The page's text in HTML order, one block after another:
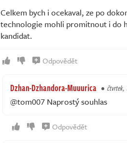
Celkem bych i ocekaval, ze po
technologie mohli promitnout i do
kandidat.
Odpovědět
Dzhan-Dzhandora-Muuurica čtvrtek,
@tom007 Naprostý souhlas
Odpovědět